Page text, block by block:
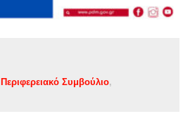
Περιφερειακό Συμβούλιο